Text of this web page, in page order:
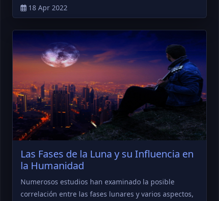
18 Apr 2022
Las Fases de la Luna y su Influencia en
la Humanidad
Numerosos estudios han examinado la posible
correlación entre las fases lunares y varios aspectos,